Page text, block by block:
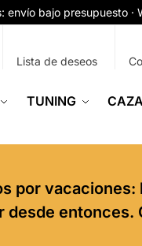
envío bajo presupuesto
Lista de deseos
TUNING
por
desde entonces.